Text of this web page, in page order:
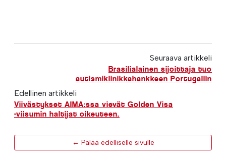
Seuraava artikkeli
Brasilialainen sijoittaja tuo
autismiklinikkahankkeen Portugaliin
Edellinen artikkeli
Viivästykset AIMA:ssa vievät Golden Visa
-viisumin haltijat oikeuteen.
← Palaa edelliselle sivulle